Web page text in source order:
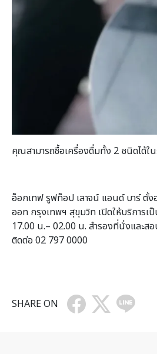
คุณสามารถซื้อเครื่องดื่มทั้ง 2 ชนิดได้ใน
อ็อกเทฟ รูฟท็อป เลาจน์ แอนด์ บาร์ ตั้
ออท กรุงเทพฯ สุขุมวิท เปิดให้บริการเ
17.00 น.– 02.00 น. สำรองที่นั่งและส
ติดต่อ 02 797 0000
SHARE ON